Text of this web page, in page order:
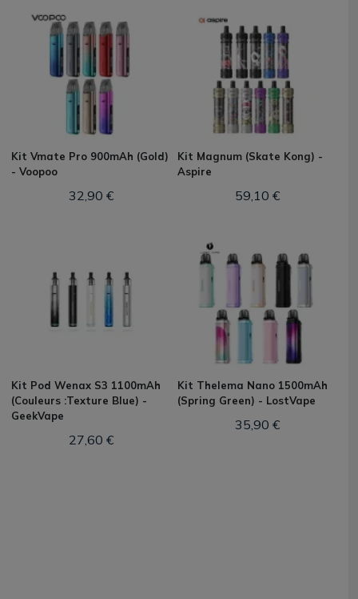
Kit Vmate Pro 900mAh (Gold)
- Voopoo
32,90 €
Kit Magnum (Skate Kong) -
Aspire
59,10 €
Kit Pod Wenax S3 1100mAh
(Couleurs :Texture Blue) -
GeekVape
27,60 €
Kit Thelema Nano 1500mAh
(Spring Green) - LostVape
35,90 €